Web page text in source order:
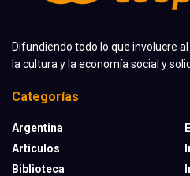
Difundiendo todo lo que involucre
la cultura y la economía social y
Categorías
Argentina
Artículos
Biblioteca